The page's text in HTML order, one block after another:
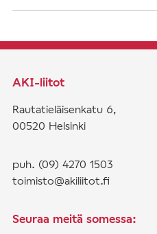
AKI-liitot
Rautatieläisenkatu 6,
00520 Helsinki
puh. (09) 4270 1503
toimisto@akiliitot.fi
Seuraa meitä somessa: